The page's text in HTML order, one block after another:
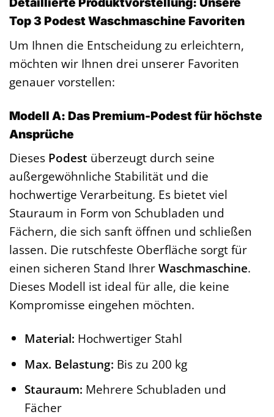
Top 3 Podest Waschmaschine Favoriten
Um Ihnen die Entscheidung zu erleichtern,
möchten wir Ihnen drei unserer Favoriten
genauer vorstellen:
Modell A: Das Premium-Podest für höchste
Ansprüche
Dieses Podest überzeugt durch seine
außergewöhnliche Stabilität und die
hochwertige Verarbeitung. Es bietet viel
Stauraum in Form von Schubladen und
Fächern, die sich sanft öffnen und schließen
lassen. Die rutschfeste Oberfläche sorgt für
einen sicheren Stand IhrerWaschmaschine.
Dieses Modell ist ideal für alle, die keine
Kompromisse eingehen möchten.
Material: Hochwertiger Stahl
Max. Belastung: Bis zu 200 kg
Stauraum: Mehrere Schubladen und
Fächer